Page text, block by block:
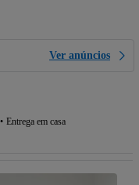
Ver anúncios
Entrega em casa